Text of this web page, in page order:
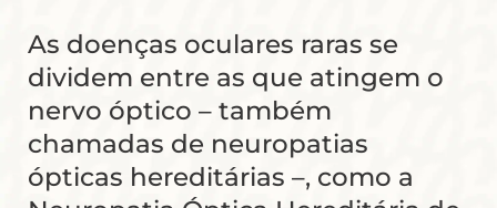
As doenças oculares raras se
dividem entre as que atingem o
nervo óptico – também
chamadas de neuropatias
ópticas hereditárias –, como a